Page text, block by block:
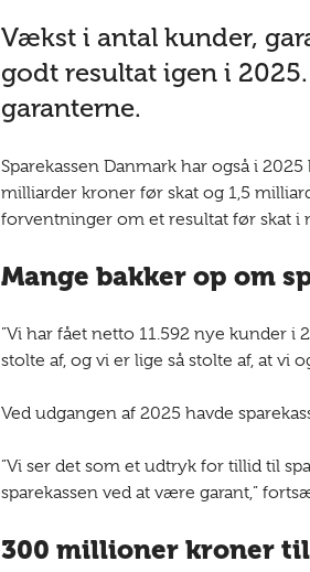
Vækst i antal kunder,
godt resultat igen i
garanterne.
Sparekassen Danmark har også i
milliarder kroner før skat og 1,5
forventninger om et resultat før skat i
Mange bakker op om
”Vi har fået netto 11.592 nye kunder i
stolte af, og vi er lige så stolte af, at vi
Ved udgangen af 2025 havde
”Vi ser det som et udtryk for tillid til
sparekassen ved at være garant,”
300 millioner kroner